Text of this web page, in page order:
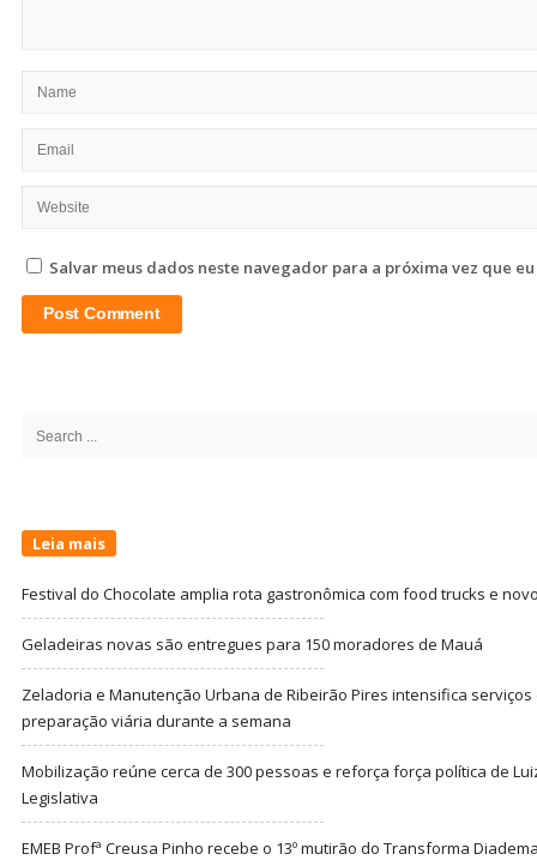
Salvar meus dados neste navegador para a próxima vez que
Search
Leia mais
Festival do Chocolate amplia rota gastronômica com food trucks e
Geladeiras novas são entregues para 150 moradores de Mauá
Zeladoria e Manutenção Urbana de Ribeirão Pires intensifica
preparação viária durante a semana
Mobilização reúne cerca de 300 pessoas e reforça força política de
Legislativa
EMEB Profª Creusa Pinho recebe o 13º mutirão do Transforma